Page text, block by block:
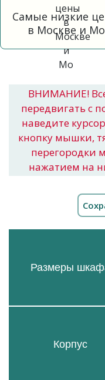
Самые низкие
в Москве и Мо
ВНИМАНИЕ!
передвигать с
наведите
кнопку мышки,
перегородки
нажатием на
Размеры
Корпус